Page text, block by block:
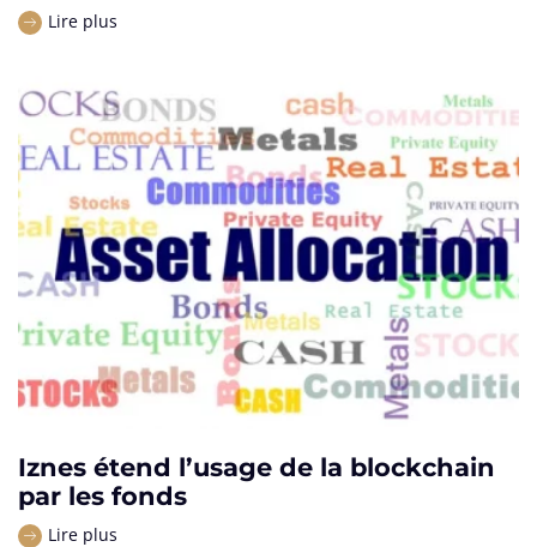
Lire plus
Iznes étend l’usage de la blockchain
par les fonds
Lire plus